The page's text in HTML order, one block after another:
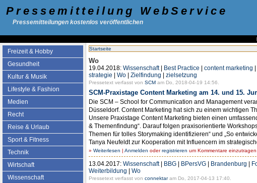
Pressemitteilung WebService
Pressemitteilungen kostenlos veröffentlichen
Freizeit & Hobby
Gesundheit
Kultur & Musik
Lifestyle & Fashion
Medien
Recht
Reise & Urlaub
Sport & Fitness
Technik
Wirtschaft
Wissenschaft
Startseite
Wo
19.04.2018: Wissenschaft| Best Practice | content marketing |
strategie | Wo | Zielfindung | zielsetzung
Pressetext verfasst von SCM am Do, 2018-04-19 14:56.
SCM-Praxistage Content Marketing am 14. und 15.
Die SCM – School for Communication and Management
Düsseldorf. Content Marketing hat sich zu einem wichtigen
Unsere Praxistage Content Marketing bieten einen
& Themenfindung“. Darauf folgen praxisorientierte
Themen für tolles Storymaking identifizieren“ und „So
Tanya Neufeldt zur Kooperation mit Influencern im
» Weiterlesen | Anmelden oderregistrieren um Kommentare
13.04.2017: Wissenschaft| BBG | BPersVG | Brandenburg |
Weiterbildung | Wo
Pressetext verfasst von connektaram Do, 2017-04-13 17:40.